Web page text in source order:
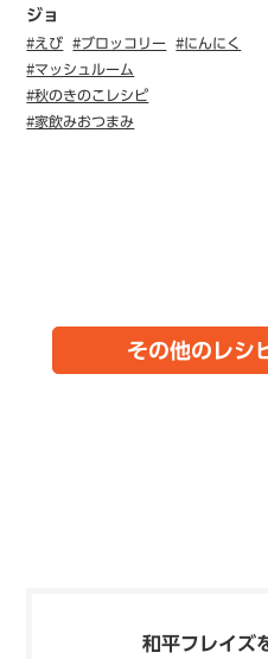
ジョ
#えび #ブロッコリー
#にんにく
#マッシュルーム
#秋のきのこレシピ
#家飲みおつまみ
その他のレ
和平フレイズ